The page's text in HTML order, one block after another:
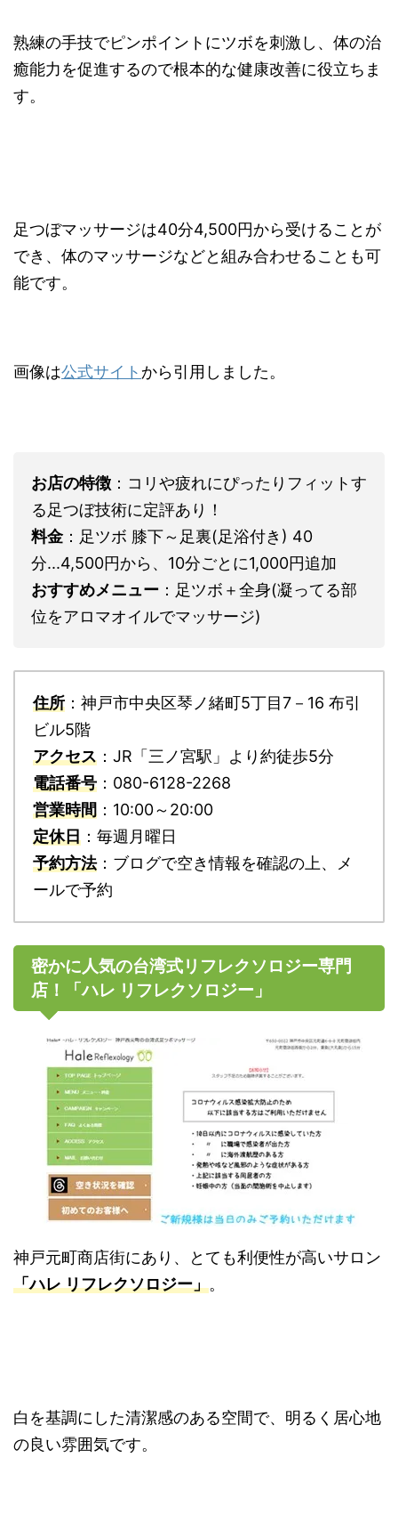
熟練の手技でピンポイントにツボを刺激し、体の治
癒能力を促進するので根本的な健康改善に役立ちま
す。
足つぼマッサージは40分4,500円から受けることが
でき、体のマッサージなどと組み合わせることも可
能です。
画像は公式サイトから引用しました。
お店の特徴 ：コリや疲れにぴったりフィットす
る足つぼ技術に定評あり！
料金：足ツボ 膝下～足裏(足浴付き) 40
分...4,500円から、10分ごとに1,000円追加
おすすめメニュー ：足ツボ＋全身(凝ってる部
位をアロマオイルでマッサージ)
住所 ：神戸市中央区琴ノ緒町5丁目7－16 布引
ビル5階
アクセス ：JR「三ノ宮駅」より約徒歩5分
電話番号 ：080-6128-2268
営業時間 ：10:00～20:00
定休日 ：毎週月曜日
予約方法：ブログで空き情報を確認の上、メ
ールで予約
密かに人気の台湾式リフレクソロジー専門
店！「ハレ リフレクソロジー」
神戸元町商店街にあり、とても利便性が高いサロン
「ハレ リフレクソロジー」。
白を基調にした清潔感のある空間で、明るく居心地
の良い雰囲気です。